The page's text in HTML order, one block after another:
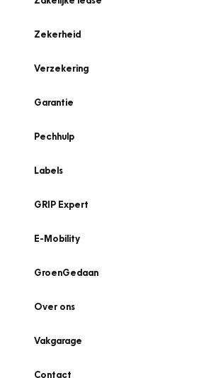
Zekerheid
Verzekering
Garantie
Pechhulp
Labels
GRIP Expert
E-Mobility
GroenGedaan
Over ons
Vakgarage
Contact